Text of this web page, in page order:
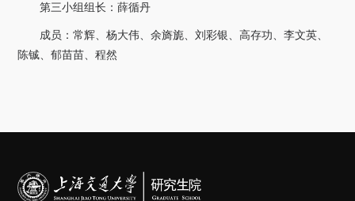
第三小组组长：薛循丹
成员：常辉、杨大伟、余旖旎、刘彩银、高存功、李文英、
陈铖、郁苗苗、程然